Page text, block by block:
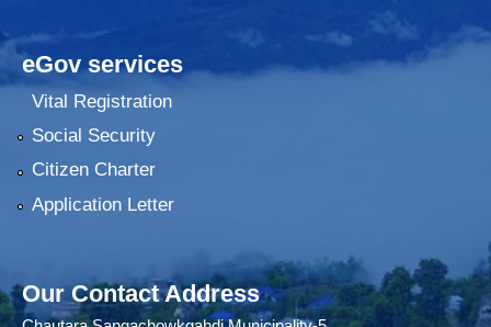
eGov services
Vital Registration
Social Security
Citizen Charter
Application Letter
Our Contact Address